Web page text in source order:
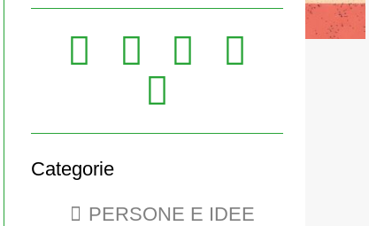
Share
LinkedIn
Share
on
X
ShareShare
Rss
on
Categorie
PERSONE E IDEE